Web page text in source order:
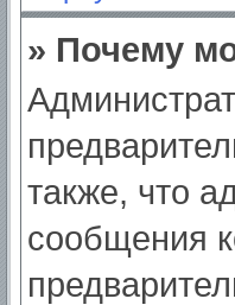
» Почему
также, что
сообщения